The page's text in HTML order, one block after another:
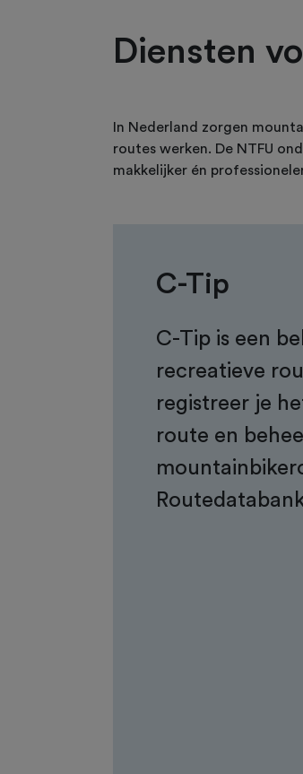
Diensten
In Nederland zorgen
routes werken. De NTFU
makkelijker én
C-Tip
C-Tip is een
recreatieve
registreer je
route en